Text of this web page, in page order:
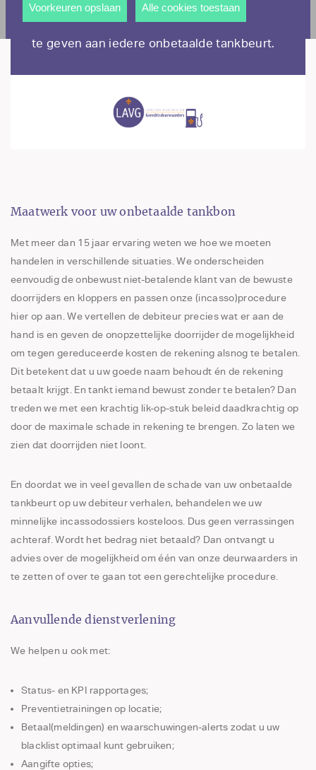
actie: wij helpen u altijd de juiste opvolging
te geven aan iedere onbetaalde tankbeurt.
Maatwerk voor uw onbetaalde tankbon
Met meer dan 15 jaar ervaring weten we hoe we moeten
handelen in verschillende situaties. We onderscheiden
eenvoudig de onbewust niet-betalende klant van de bewuste
doorrijders en kloppers en passen onze (incasso)procedure
hier op aan. We vertellen de debiteur precies wat er aan de
hand is en geven de onopzettelijke doorrijder de mogelijkheid
om tegen gereduceerde kosten de rekening alsnog te betalen.
Dit betekent dat u uw goede naam behoudt én de rekening
betaalt krijgt. En tankt iemand bewust zonder te betalen? Dan
treden we met een krachtig lik-op-stuk beleid daadkrachtig op
door de maximale schade in rekening te brengen. Zo laten we
zien dat doorrijden niet loont.
En doordat we in veel gevallen de schade van uw onbetaalde
tankbeurt op uw debiteur verhalen, behandelen we uw
minnelijke incassodossiers kosteloos. Dus geen verrassingen
achteraf. Wordt het bedrag niet betaald? Dan ontvangt u
advies over de mogelijkheid om één van onze deurwaarders in
te zetten of over te gaan tot een gerechtelijke procedure.
Aanvullende dienstverlening
We helpen u ook met:
Status- en KPI rapportages;
Preventietrainingen op locatie;
Betaal(meldingen) en waarschuwingen-alerts zodat u uw
blacklist optimaal kunt gebruiken;
Aangifte opties;
voortdurend verschijnt.
Voorkeuren opslaan Alle cookies toestaan